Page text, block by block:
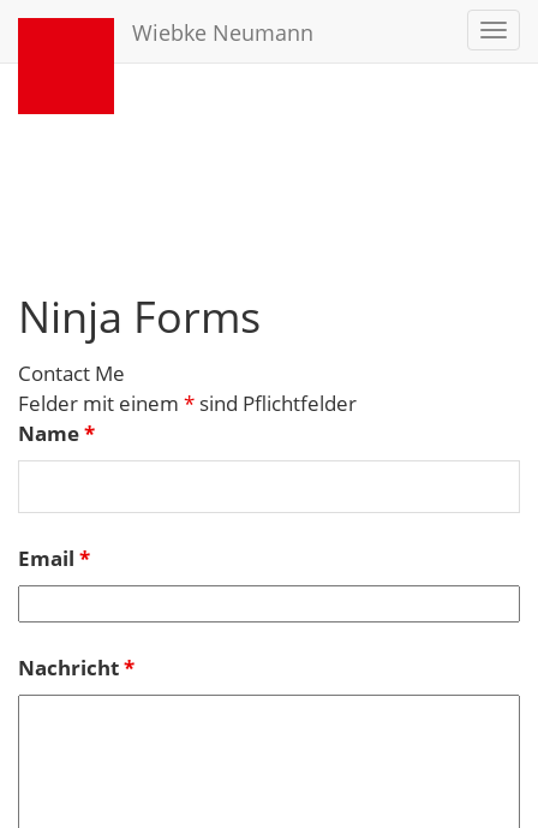
Wiebke Neumann
Ninja Forms
Contact Me
Felder mit einem * sind Pflichtfelder
Name*
Email *
Nachricht*